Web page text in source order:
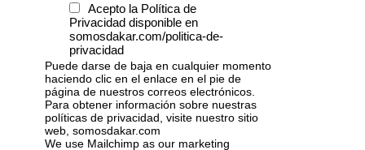
Acepto la Política de
Privacidad disponible en
somosdakar.com/politica-de-
privacidad
Puede darse de baja en cualquier momento
haciendo clic en el enlace en el pie de
página de nuestros correos electrónicos.
Para obtener información sobre nuestras
políticas de privacidad, visite nuestro sitio
web, somosdakar.com
We use Mailchimp as our marketing